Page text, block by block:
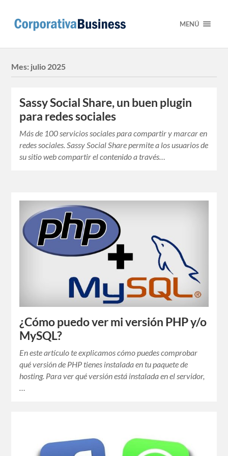
MENÚ
Mes: julio 2025
Sassy Social Share, un buen plugin
para redes sociales
Más de 100 servicios sociales para compartir y marcar en
redes sociales. Sassy Social Share permite a los usuarios de
su sitio web compartir el contenido a través…
¿Cómo puedo ver mi versión PHP y/o
MySQL?
En este artículo te explicamos cómo puedes comprobar
qué versión de PHP tienes instalada en tu paquete de
hosting. Para ver qué versión está instalada en el servidor,
…